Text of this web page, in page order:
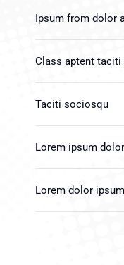
Ipsum from dolor
Class aptent
Taciti sociosqu
Lorem ipsum
Lorem dolor